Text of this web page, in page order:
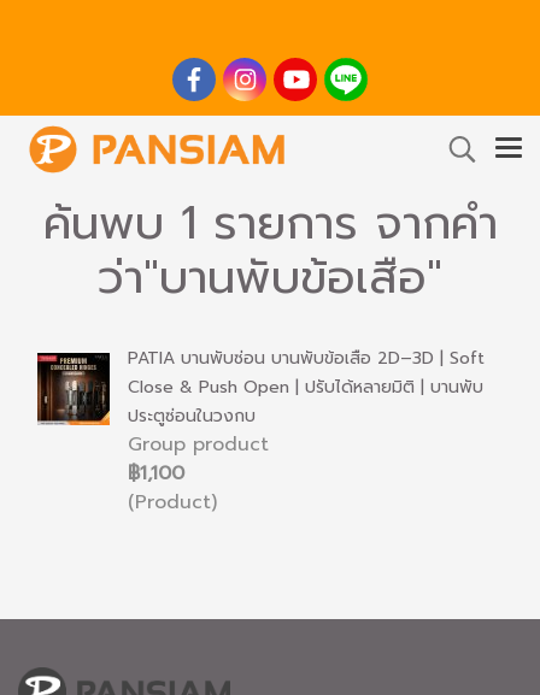
ค้นพบ 1 รายการ จากคำ
ว่า"บานพับข้อเสือ"
PATIA บานพับซ่อน บานพับข้อเสือ 2D–3D | Soft
Close & Push Open | ปรับได้หลายมิติ | บานพับ
ประตูซ่อนในวงกบ
Group product
฿1,100
(Product)